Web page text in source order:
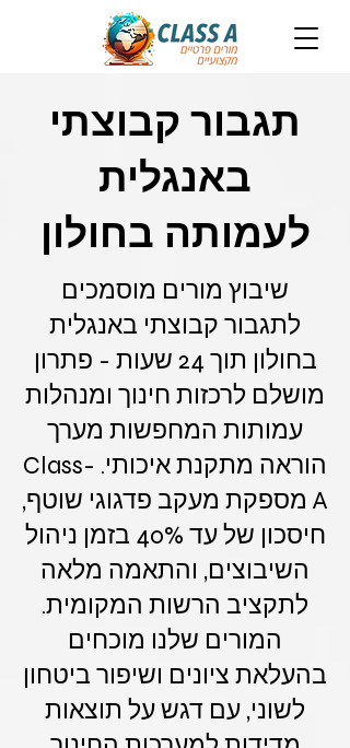
תגבור קבוצתי
באנגלית
לעמותה בחולון
שיבוץ מורים מוסמכים
לתגבור קבוצתי באנגלית
בחולון תוך 24 שעות - פתרון
מושלם לרכזות חינוך ומנהלות
עמותות המחפשות מערך
הוראה מתקנת איכותי. Class-
A מספקת מעקב פדגוגי שוטף,
חיסכון של עד 40% בזמן ניהול
השיבוצים, והתאמה מלאה
לתקציב הרשות המקומית.
המורים שלנו מוכחים
בהעלאת ציונים ושיפור ביטחון
לשוני, עם דגש על תוצאות